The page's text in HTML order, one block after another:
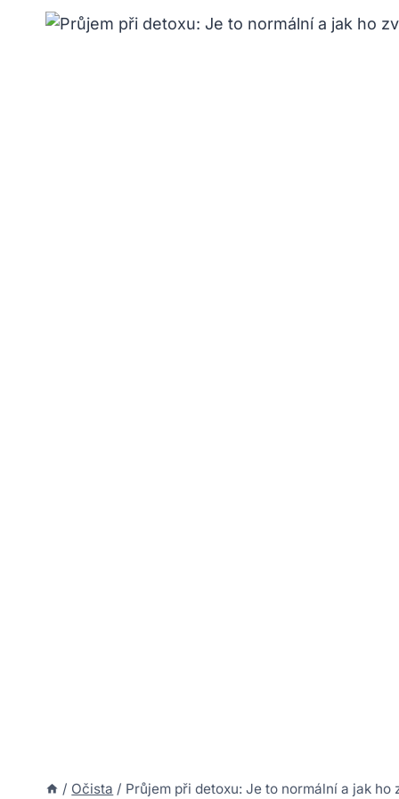
/ Očista / Průjem při detoxu: Je to normální a jak ho